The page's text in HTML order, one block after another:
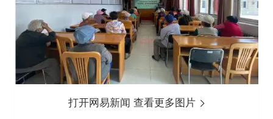
打开网易新闻 查看更多图片